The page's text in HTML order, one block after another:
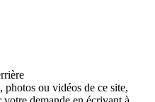
photos ou vidéos de ce site,